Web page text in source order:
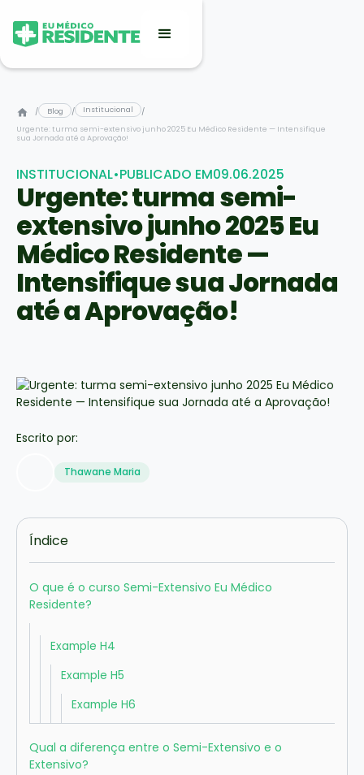
/ Blog / Institucional
/
Urgente: turma semi-extensivo junho 2025 Eu Médico Residente — Intensifique
sua Jornada até a Aprovação!
INSTITUCIONAL•PUBLICADO EM09.06.2025
Urgente: turma semi-
extensivo junho 2025 Eu
Médico Residente —
Intensifique sua Jornada
até a Aprovação!
Escrito por:
Thawane Maria
Índice
O que é o curso Semi-Extensivo Eu Médico
Residente?
Example H4
Example H5
Example H6
Qual a diferença entre o Semi-Extensivo e o
Extensivo?